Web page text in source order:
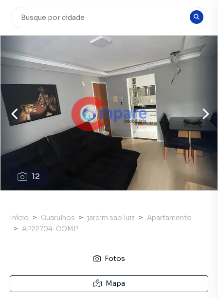
12
Início Guarulhos jardim sao luiz
Apartamento
AP22704_COMP
Fotos
Mapa